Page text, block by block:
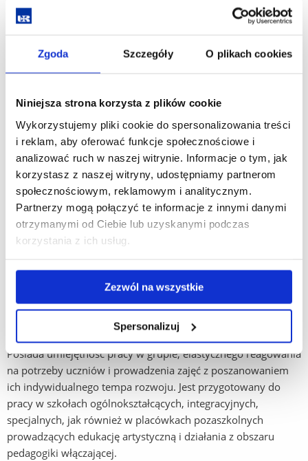
Zgoda Szczegóły O plikach cookies
Niniejsza strona korzysta z plików cookie
Wykorzystujemy pliki cookie do spersonalizowania treści
i reklam, aby oferować funkcje społecznościowe i
analizować ruch w naszej witrynie. Informacje o tym, jak
korzystasz z naszej witryny, udostępniamy partnerom
społecznościowym, reklamowym i analitycznym.
Partnerzy mogą połączyć te informacje z innymi danymi
otrzymanymi od Ciebie lub uzyskanymi podczas
korzystania z ich usług.
Zezwól na wszystkie
Spersonalizuj
Sylwetka absolwenta:
Absolwent specjalności Edukacja inkluzyjnato refleksyjny,
otwarty i empatyczny nauczyciel muzyki, gotowy do pracy
w zróżnicowanych środowiskach edukacyjnych. Posiada
solidne przygotowanie pedagogiczne i muzyczne,
wzbogacone o kompetencje w zakresie prowadzenia zajęć
uwzględniających potrzeby uczniów ze specjalnymi
potrzebami edukacyjnymi oraz zróżnicowanym potencjałem
rozwojowym. Potrafi stosować
Absolwent potrafi projektować i realizować scenariusze lekcji
muzyki z wykorzystaniem różnorodnych form ekspresji:
śpiewu, gry na instrumentach, ruchu i działań twórczych.
Posiada umiejętność pracy w grupie, elastycznego reagowania
na potrzeby uczniów i prowadzenia zajęć z poszanowaniem
ich indywidualnego tempa rozwoju. Jest przygotowany do
pracy w szkołach ogólnokształcących, integracyjnych,
specjalnych, jak również w placówkach pozaszkolnych
prowadzących edukację artystyczną i działania z obszaru
pedagogiki włączającej.